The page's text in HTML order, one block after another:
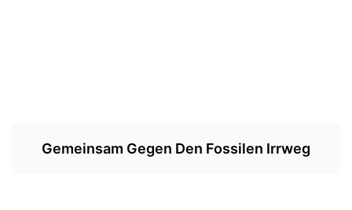
Gemeinsam Gegen Den Fossilen Irrweg